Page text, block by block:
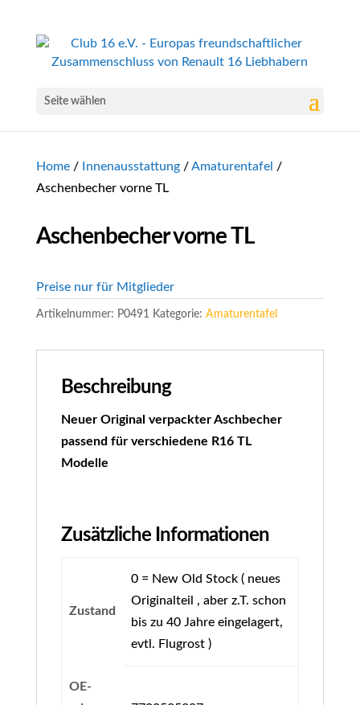
Seite wählen
Home/ Innenausstattung/Amaturentafel /
Aschenbecher vorne TL
Aschenbecher vorne TL
Preise nur für Mitglieder
Artikelnummer: P0491 Kategorie: Amaturentafel
Beschreibung
Neuer Original verpackter Aschbecher
passend für verschiedene R16 TL
Modelle
Zusätzliche Informationen
Zustand
0 = New Old Stock ( neues
Originalteil , aber z.T. schon
bis zu 40 Jahre eingelagert,
evtl. Flugrost )
OE-